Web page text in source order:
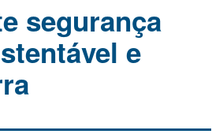
segurança
e